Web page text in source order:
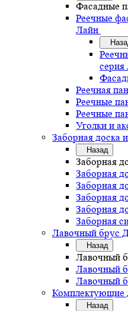
Фасадные
Реечные
Лайн
Реечная
Реечные
Реечные
Уголки и
Заборная доска
Назад
Заборная
Заборная
Заборная
Заборная
Заборная
Заборная
Лавочный брус
Назад
Лавочный
Лавочный
Лавочный
Комплектующие
Назад